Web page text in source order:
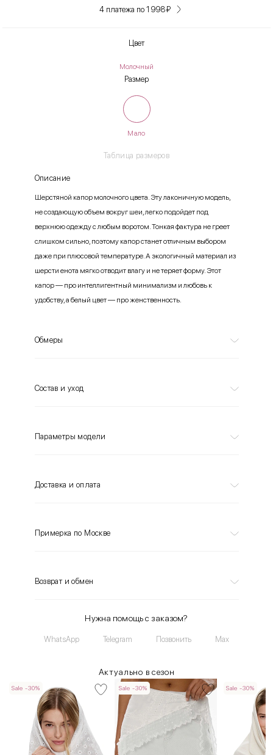
4 платежа по 1 998₽
Цвет
Молочный
Размер
Таблица размеров
Мало
Описание
Шерстяной капор молочного цвета. Эту лаконичную модель,
не создающую объем вокруг шеи, легко подойдет под
верхнюю одежду с любым воротом. Тонкая фактура не греет
слишком сильно, поэтому капор станет отличным выбором
даже при плюсовой температуре. А экологичный материал из
шерсти енота мягко отводит влагу и не теряет форму. Этот
капор — про интеллигентный минимализм и любовь к
удобству, а белый цвет — про женственность.
Обмеры
Состав и уход
Параметры модели
Доставка и оплата
Примерка по Москве
Возврат и обмен
Нужна помощь с заказом?
WhatsApp Telegram Позвонить Max
Актуально в сезон
Sale -30% Sale -30% Sale -30%